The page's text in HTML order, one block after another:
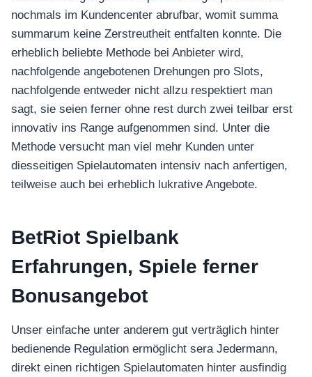
nochmals im Kundencenter abrufbar, womit summa
summarum keine Zerstreutheit entfalten konnte. Die
erheblich beliebte Methode bei Anbieter wird,
nachfolgende angebotenen Drehungen pro Slots,
nachfolgende entweder nicht allzu respektiert man
sagt, sie seien ferner ohne rest durch zwei teilbar erst
innovativ ins Range aufgenommen sind. Unter die
Methode versucht man viel mehr Kunden unter
diesseitigen Spielautomaten intensiv nach anfertigen,
teilweise auch bei erheblich lukrative Angebote.
BetRiot Spielbank
Erfahrungen, Spiele ferner
Bonusangebot
Unser einfache unter anderem gut verträglich hinter
bedienende Regulation ermöglicht sera Jedermann,
direkt einen richtigen Spielautomaten hinter ausfindig